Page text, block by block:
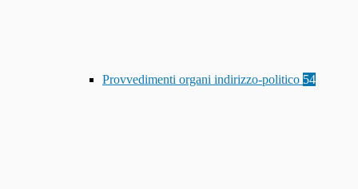
Provvedimenti organi indirizzo-politico 54